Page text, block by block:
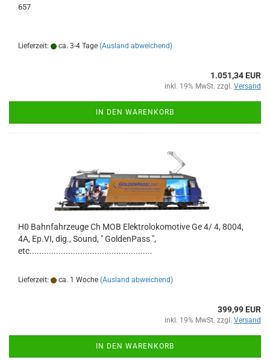
657
Lieferzeit: ca. 3-4 Tage (Ausland abweichend)
1.051,34 EUR
inkl. 19% MwSt. zzgl. Versand
IN DEN WARENKORB
H0 Bahnfahrzeuge Ch MOB Elektrolokomotive Ge 4/ 4, 8004,
4A, Ep.VI, dig., Sound, " GoldenPass ",
etc...................................................
Lieferzeit: ca. 1 Woche (Ausland abweichend)
399,99 EUR
inkl. 19% MwSt. zzgl. Versand
IN DEN WARENKORB